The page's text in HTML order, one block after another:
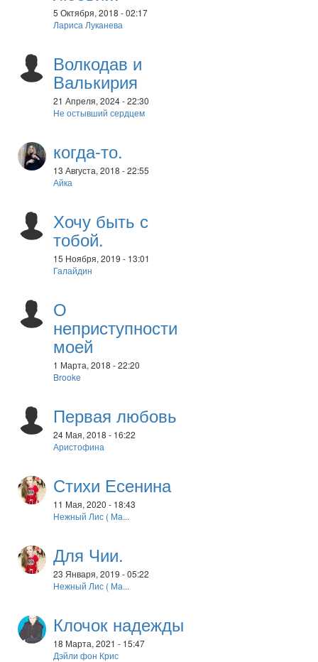
5 Октября, 2018 - 02:17
Лариса Луканева
Волкодав и
Валькирия
21 Апреля, 2024 - 22:30
Не остывший сердцем
когда-то.
13 Августа, 2018 - 22:55
Айка
Хочу быть с
тобой.
15 Ноября, 2019 - 13:01
Галайдин
О
неприступности
моей
1 Марта, 2018 - 22:20
Brooke
Первая любовь
24 Мая, 2018 - 16:22
Аристофина
Стихи Есенина
11 Мая, 2020 - 18:43
Нежный Лис ( Ма...
Для Чии.
23 Января, 2019 - 05:22
Нежный Лис ( Ма...
Клочок надежды
18 Марта, 2021 - 15:47
Дэйли фон Крис